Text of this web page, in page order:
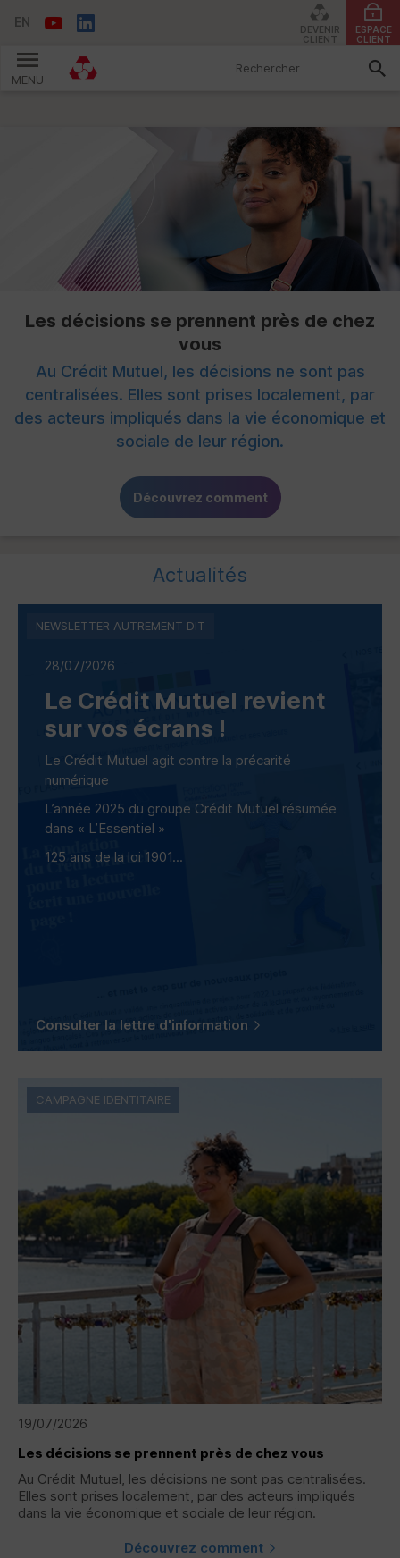
EN
DEVENIR
CLIENT
ESPACE
CLIENT
MENU
Les décisions se prennent près de chez
vous
Au Crédit Mutuel, les décisions ne sont pas
centralisées. Elles sont prises localement, par
des acteurs impliqués dans la vie économique et
sociale de leur région.
Découvrez comment
Actualités
28/07/2026
Le Crédit Mutuel revient
sur vos écrans !
Le Crédit Mutuel agit contre la précarité
numérique
L’année 2025 du groupe Crédit Mutuel résumée
dans « L’Essentiel »
125 ans de la loi 1901...
Consulter la lettre d'information
NEWSLETTER AUTREMENT DIT
19/07/2026
Les décisions se prennent près de chez vous
Au Crédit Mutuel, les décisions ne sont pas centralisées.
Elles sont prises localement, par des acteurs impliqués
dans la vie économique et sociale de leur région.
Découvrez comment
CAMPAGNE IDENTITAIRE